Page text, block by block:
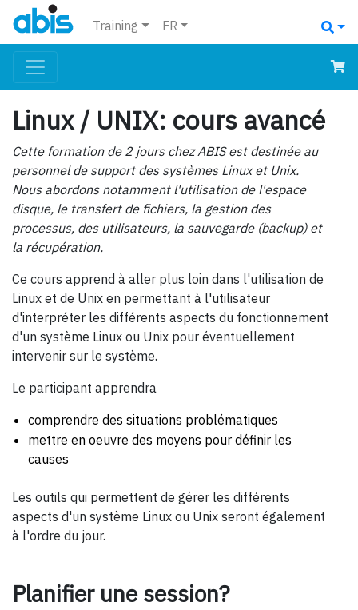
Training FR
Linux / UNIX: cours avancé
Cette formation de 2 jours chez ABIS est destinée au
personnel de support des systèmes Linux et Unix.
Nous abordons notamment l'utilisation de l'espace
disque, le transfert de fichiers, la gestion des
processus, des utilisateurs, la sauvegarde (backup) et
la récupération.
Ce cours apprend à aller plus loin dans l'utilisation de
Linux et de Unix en permettant à l'utilisateur
d'interpréter les différents aspects du fonctionnement
d'un système Linux ou Unix pour éventuellement
intervenir sur le système.
Le participant apprendra
comprendre des situations problématiques
mettre en oeuvre des moyens pour définir les
causes
Les outils qui permettent de gérer les différents
aspects d'un système Linux ou Unix seront également
à l'ordre du jour.
Planifier une session?